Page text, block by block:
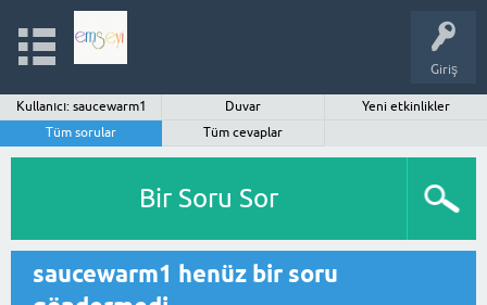
Giriş
Kullanıcı: saucewarm1 Duvar
Yeni etkinlikler
Tüm sorular
Tüm cevaplar
Bir Soru Sor
saucewarm1 henüz bir soru